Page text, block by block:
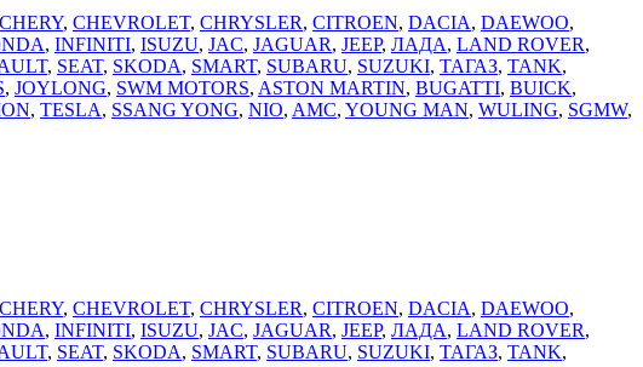
CHERY, CHEVROLET, CHRYSLER, CITROEN, DACIA, DAEWOO,
, INFINITI, ISUZU, JAC, JAGUAR, JEEP, ЛАДА, LAND ROVER,
, SEAT, SKODA, SMART, SUBARU, SUZUKI, ТАГАЗ, TANK,
, JOYLONG, SWM MOTORS, ASTON MARTIN, BUGATTI, BUICK,
, TESLA, SSANG YONG, NIO, AMC, YOUNG MAN, WULING, SGMW,
CHERY, CHEVROLET, CHRYSLER, CITROEN, DACIA, DAEWOO,
, INFINITI, ISUZU, JAC, JAGUAR, JEEP, ЛАДА, LAND ROVER,
, SEAT, SKODA, SMART, SUBARU, SUZUKI, ТАГАЗ, TANK,